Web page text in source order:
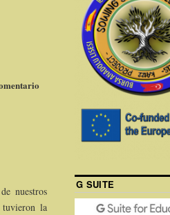
nuestros
la
G SUITE